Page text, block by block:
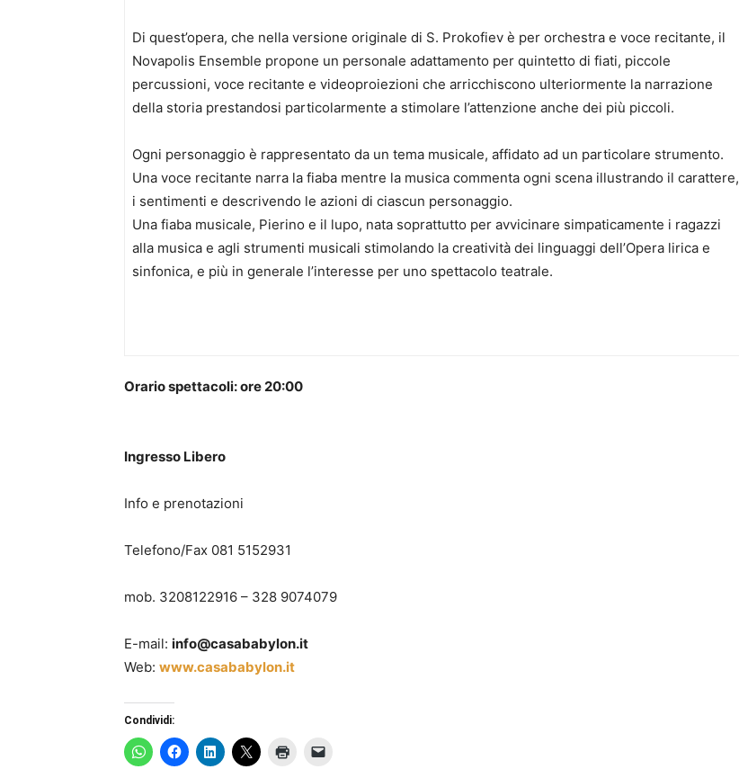
Di quest’opera, che nella versione originale di S. Prokofiev è per orchestra e voce recitante, il
Novapolis Ensemble propone un personale adattamento per quintetto di fiati, piccole
percussioni, voce recitante e videoproiezioni che arricchiscono ulteriormente la narrazione
della storia prestandosi particolarmente a stimolare l’attenzione anche dei più piccoli.
Ogni personaggio è rappresentato da un tema musicale, affidato ad un particolare strumento.
Una voce recitante narra la fiaba mentre la musica commenta ogni scena illustrando il carattere,
i sentimenti e descrivendo le azioni di ciascun personaggio.
Una fiaba musicale, Pierino e il lupo, nata soprattutto per avvicinare simpaticamente i ragazzi
alla musica e agli strumenti musicali stimolando la creatività dei linguaggi dell’Opera lirica e
sinfonica, e più in generale l’interesse per uno spettacolo teatrale.
Orario spettacoli: ore 20:00
Ingresso Libero
Info e prenotazioni
Telefono/Fax 081 5152931
mob. 3208122916 – 328 9074079
E-mail: info@casababylon.it
Web: www.casababylon.it
Condividi: